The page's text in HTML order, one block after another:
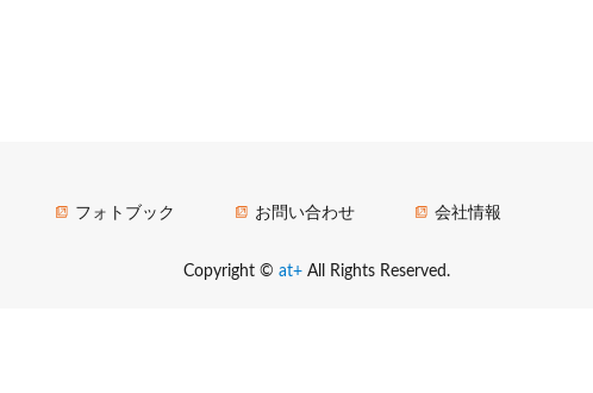
フォトブック お問い合わせ 会社情報
Copyright © at+ All Rights Reserved.